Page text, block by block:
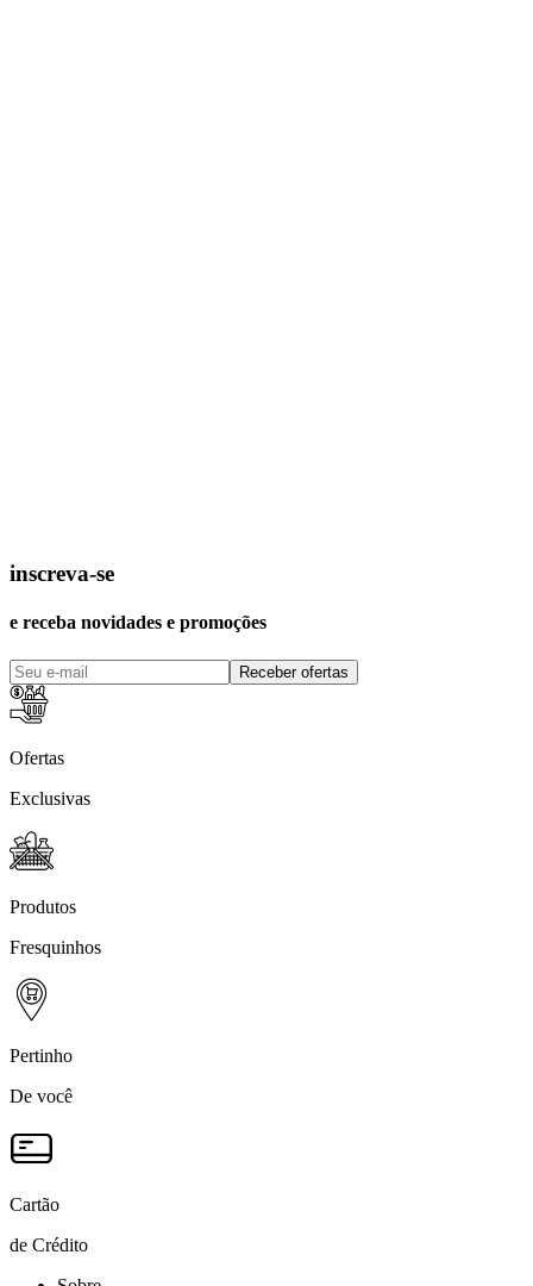
inscreva-se
e receba novidades e promoções
Receber ofertas
Ofertas
Exclusivas
Produtos
Fresquinhos
Pertinho
De você
Cartão
de Crédito